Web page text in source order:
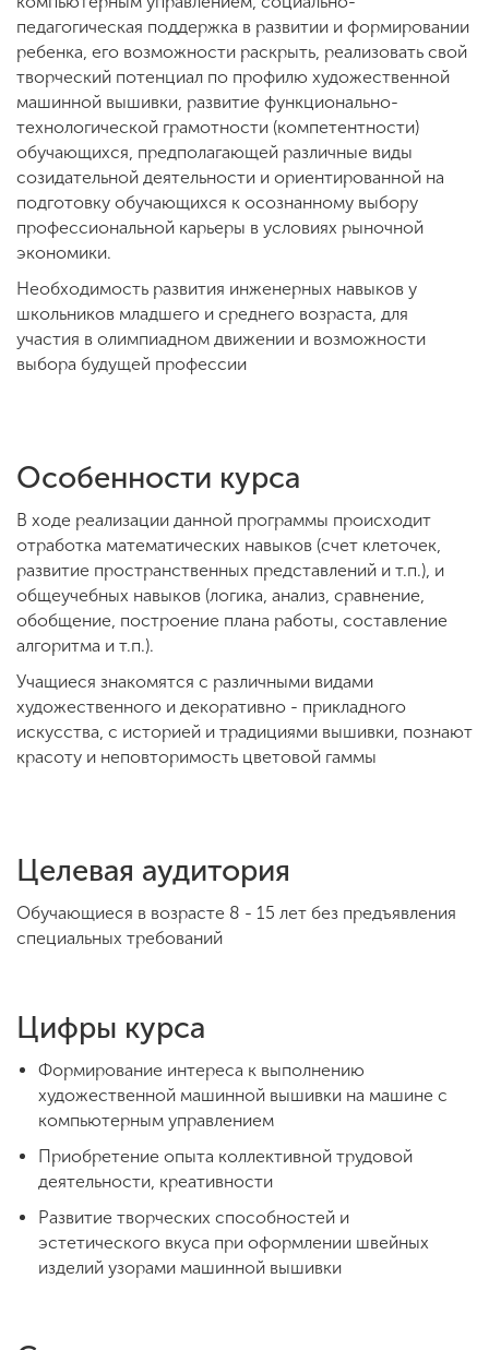
образовательной
организации
SPN
Приемная
комиссия
+7 (831) 262-26-20
педагогическая поддержка в развитии и формировании
ребенка, его возможности раскрыть, реализовать свой
творческий потенциал по профилю художественной
машинной вышивки, развитие функционально-
технологической грамотности (компетентности)
обучающихся, предполагающей различные виды
созидательной деятельности и ориентированной на
подготовку обучающихся к осознанному выбору
профессиональной карьеры в условиях рыночной
экономики.
Необходимость развития инженерных навыков у
школьников младшего и среднего возраста, для
участия в олимпиадном движении и возможности
выбора будущей профессии
Особенности курса
В ходе реализации данной программы происходит
отработка математических навыков (счет клеточек,
развитие пространственных представлений и т.п.), и
общеучебных навыков (логика, анализ, сравнение,
обобщение, построение плана работы, составление
алгоритма и т.п.).
Учащиеся знакомятся с различными видами
художественного и декоративно - прикладного
искусства, с историей и традициями вышивки, познают
красоту и неповторимость цветовой гаммы
Целевая аудитория
Обучающиеся в возрасте 8 - 15 лет без предъявления
специальных требований
Цифры курса
Формирование интереса к выполнению
художественной машинной вышивки на машине с
компьютерным управлением
Приобретение опыта коллективной трудовой
деятельности, креативности
Развитие творческих способностей и
эстетического вкуса при оформлении швейных
изделий узорами машинной вышивки